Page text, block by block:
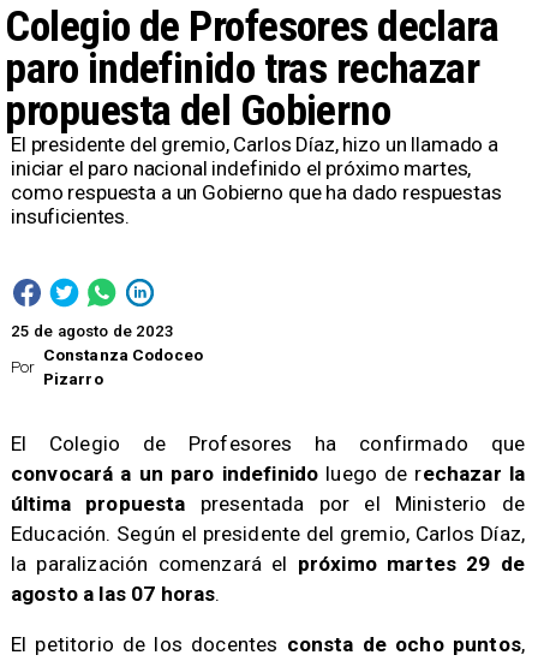
Por
Constanza Codoceo
Pizarro
Colegio de Profesores declara
paro indefinido tras rechazar
propuesta del Gobierno
25 de agosto de 2023
El presidente del gremio, Carlos Díaz, hizo un llamado a
iniciar el paro nacional indefinido el próximo martes,
como respuesta a un Gobierno que ha dado respuestas
insuficientes.
El Colegio de Profesores ha confirmado que
convocará a un paro indefinido luego de rechazar la
última propuesta presentada por el Ministerio de
Educación. Según el presidente del gremio, Carlos Díaz,
la paralización comenzará el próximo martes 29 de
agosto a las 07 horas.
El petitorio de los docentes consta de ocho puntos,